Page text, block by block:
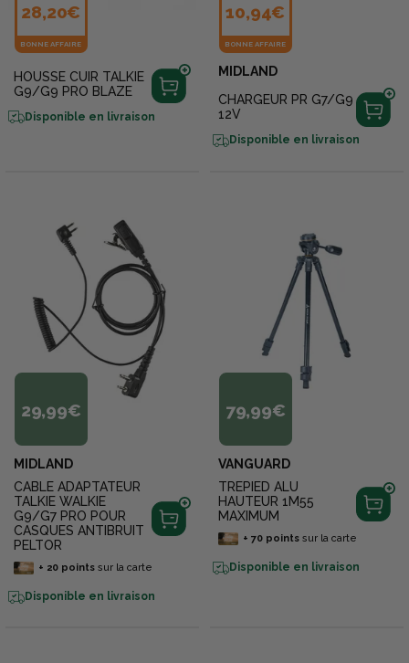
28,20€
BONNE AFFAIRE
HOUSSE CUIR TALKIE
G9/G9 PRO BLAZE
Disponible en livraison
10,94€
BONNE AFFAIRE
MIDLAND
CHARGEUR PR G7/G9
12V
Disponible en livraison
29,99€
MIDLAND
CABLE ADAPTATEUR
TALKIE WALKIE
G9/G7 PRO POUR
CASQUES ANTIBRUIT
PELTOR
+ 20pointssur la carte
Disponible en livraison
79,99€
VANGUARD
TREPIED ALU
HAUTEUR 1M55
MAXIMUM
+ 70pointssur la carte
Disponible en livraison